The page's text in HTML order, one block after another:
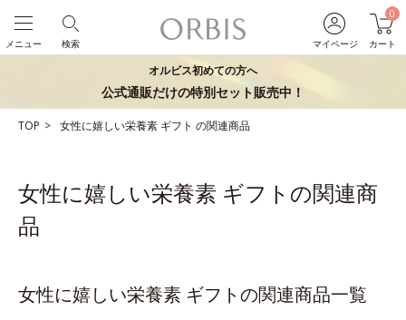
マイページ
0
カート
検索
メニュー
オルビス初めての方へ
公式通販だけの特別セット販売中！
TOP 女性に嬉しい栄養素 ギフト の関連商品
女性に嬉しい栄養素 ギフトの関連商
品
女性に嬉しい栄養素 ギフトの関連商品一覧